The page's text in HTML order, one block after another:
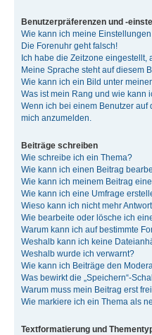
Benutzerpräferenzen und -
Wie kann ich meine
Die Forenuhr geht falsch!
Ich habe die Zeitzone eingestellt,
Meine Sprache steht auf diesem
Wie kann ich ein Bild unter
Was ist mein Rang und wie kann
Wenn ich bei einem Benutzer
mich anzumelden.
Beiträge schreiben
Wie schreibe ich ein Thema?
Wie kann ich einen Beitrag
Wie kann ich meinem Beitrag
Wie kann ich eine Umfrage
Wieso kann ich nicht mehr
Wie bearbeite oder lösche ich
Warum kann ich auf bestimmte
Weshalb kann ich keine
Weshalb wurde ich verwarnt?
Wie kann ich Beiträge den
Was bewirkt die „Speichern“-
Warum muss mein Beitrag erst
Wie markiere ich ein Thema als
Textformatierung und